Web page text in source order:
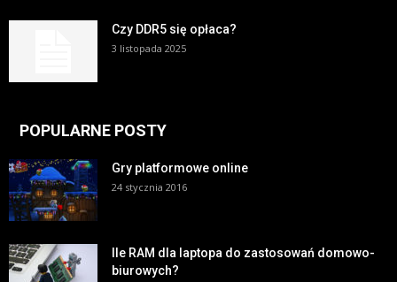
Czy DDR5 się opłaca?
3 listopada 2025
POPULARNE POSTY
Gry platformowe online
24 stycznia 2016
Ile RAM dla laptopa do zastosowań domowo-
biurowych?